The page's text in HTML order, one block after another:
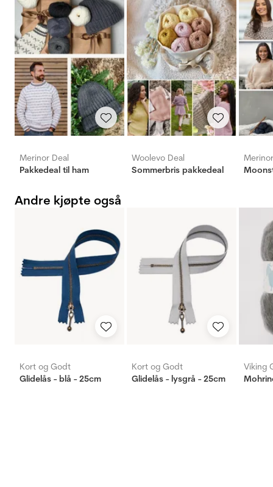
Merinor Deal
Pakkedeal til ham
Woolevo Deal
Sommerbris pakkedeal
Andre kjøpte også
Kort og Godt
Glidelås - blå - 25cm
Kort og Godt
Glidelås - lysgrå - 25cm
Viking